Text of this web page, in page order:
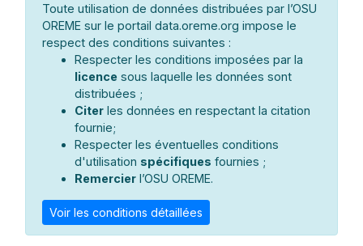
Toute utilisation de données distribuées par l’OSU
OREME sur le portail data.oreme.org impose le
respect des conditions suivantes :
Respecter les conditions imposées par la
licence sous laquelle les données sont
distribuées ;
Citer les données en respectant la citation
fournie;
Respecter les éventuelles conditions
d'utilisation spécifiques fournies ;
Remercier l’OSU OREME.
Voir les conditions détaillées